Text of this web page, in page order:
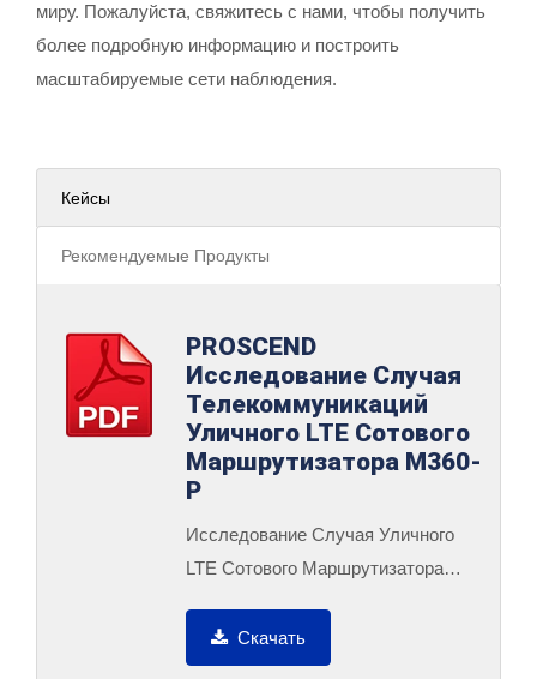
миру. Пожалуйста, свяжитесь с нами, чтобы получить
более подробную информацию и построить
масштабируемые сети наблюдения.
Кейсы
Рекомендуемые Продукты
PROSCEND
Исследование Случая
Телекоммуникаций
Уличного LTE Сотового
Маршрутизатора M360-
P
Исследование Случая Уличного
LTE Сотового Маршрутизатора
Скачать